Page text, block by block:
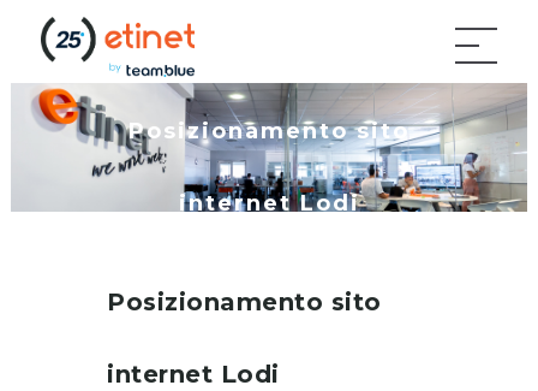
Posizionamento sito
internet Lodi
Posizionamento sito
internet Lodi